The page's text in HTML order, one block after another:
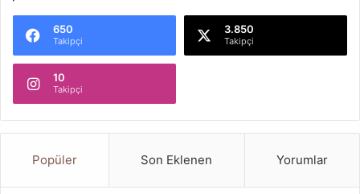
650
Takipçi
3.850
Takipçi
10
Takipçi
Popüler Son Eklenen Yorumlar